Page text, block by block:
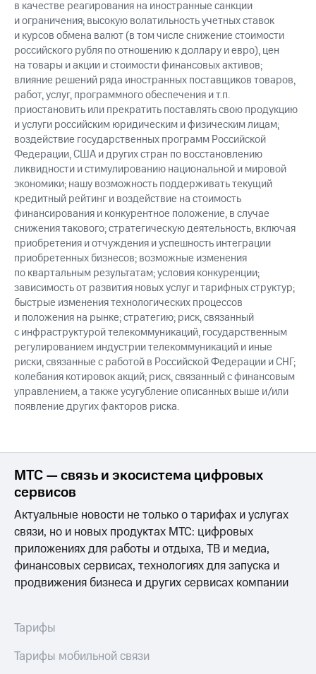
в качестве реагирования на иностранные санкции
и ограничения; высокую волатильность учетных ставок
и курсов обмена валют (в том числе снижение стоимости
российского рубля по отношению к доллару и евро), цен
на товары и акции и стоимости финансовых активов;
влияние решений ряда иностранных поставщиков товаров,
работ, услуг, программного обеспечения и т.п.
приостановить или прекратить поставлять свою продукцию
и услуги российским юридическим и физическим лицам;
воздействие государственных программ Российской
Федерации, США и других стран по восстановлению
ликвидности и стимулированию национальной и мировой
экономики; нашу возможность поддерживать текущий
кредитный рейтинг и воздействие на стоимость
финансирования и конкурентное положение, в случае
снижения такового; стратегическую деятельность, включая
приобретения и отчуждения и успешность интеграции
приобретенных бизнесов; возможные изменения
по квартальным результатам; условия конкуренции;
зависимость от развития новых услуг и тарифных структур;
быстрые изменения технологических процессов
и положения на рынке; стратегию; риск, связанный
с инфраструктурой телекоммуникаций, государственным
регулированием индустрии телекоммуникаций и иные
риски, связанные с работой в Российской Федерации и СНГ;
колебания котировок акций; риск, связанный с финансовым
управлением, а также усугубление описанных выше и/или
появление других факторов риска.
МТС — связь и экосистема цифровых
сервисов
Актуальные новости не только о тарифах и услугах
связи, но и новых продуктах МТС: цифровых
приложениях для работы и отдыха, ТВ и медиа,
финансовых сервисах, технологиях для запуска и
продвижения бизнеса и других сервисах компании
Тарифы
Тарифы мобильной связи